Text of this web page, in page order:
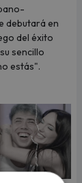
debutará en
del éxito
sencillo
estás".